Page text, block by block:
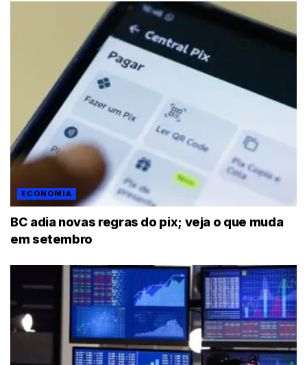
ECONOMIA
BC adia novas regras do pix; veja o que muda
em setembro